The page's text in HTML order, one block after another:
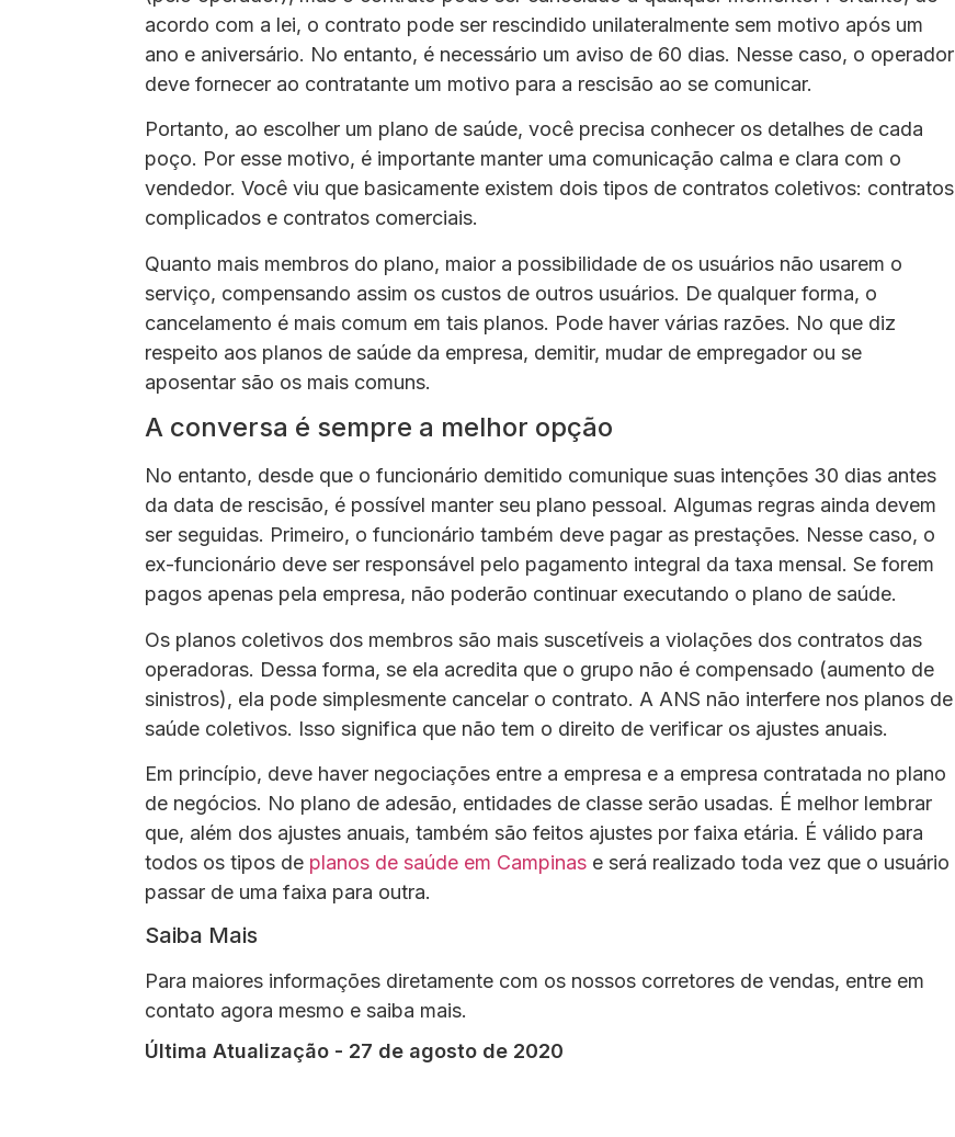
acordo com a lei, o contrato pode ser rescindido unilateralmente sem motivo após um
ano e aniversário. No entanto, é necessário um aviso de 60 dias. Nesse caso, o operador
deve fornecer ao contratante um motivo para a rescisão ao se comunicar.
Portanto, ao escolher um plano de saúde, você precisa conhecer os detalhes de cada
poço. Por esse motivo, é importante manter uma comunicação calma e clara com o
vendedor. Você viu que basicamente existem dois tipos de contratos coletivos: contratos
complicados e contratos comerciais.
Quanto mais membros do plano, maior a possibilidade de os usuários não usarem o
serviço, compensando assim os custos de outros usuários. De qualquer forma, o
cancelamento é mais comum em tais planos. Pode haver várias razões. No que diz
respeito aos planos de saúde da empresa, demitir, mudar de empregador ou se
aposentar são os mais comuns.
A conversa é sempre a melhor opção
No entanto, desde que o funcionário demitido comunique suas intenções 30 dias antes
da data de rescisão, é possível manter seu plano pessoal. Algumas regras ainda devem
ser seguidas. Primeiro, o funcionário também deve pagar as prestações. Nesse caso, o
ex-funcionário deve ser responsável pelo pagamento integral da taxa mensal. Se forem
pagos apenas pela empresa, não poderão continuar executando o plano de saúde.
Os planos coletivos dos membros são mais suscetíveis a violações dos contratos das
operadoras. Dessa forma, se ela acredita que o grupo não é compensado (aumento de
sinistros), ela pode simplesmente cancelar o contrato. A ANS não interfere nos planos de
saúde coletivos. Isso significa que não tem o direito de verificar os ajustes anuais.
Em princípio, deve haver negociações entre a empresa e a empresa contratada no plano
de negócios. No plano de adesão, entidades de classe serão usadas. É melhor lembrar
que, além dos ajustes anuais, também são feitos ajustes por faixa etária. É válido para
todos os tipos de planos de saúde em Campinas e será realizado toda vez que o usuário
passar de uma faixa para outra.
Saiba Mais
Para maiores informações diretamente com os nossos corretores de vendas, entre em
contato agora mesmo e saiba mais.
Última Atualização - 27 de agosto de 2020